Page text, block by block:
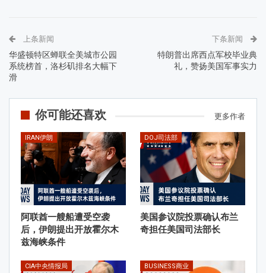
上条新闻
华盛顿特区蝉联全美城市公园
系统榜首，洛杉矶排名大幅下
滑
下条新闻
特朗普出席西点军校毕业典
礼，赞扬美国军事实力
你可能还喜欢 更多作者
IRAN伊朗
阿联酋一艘船遭受空袭
后，伊朗提出开放霍尔木
兹海峡条件
DOJ司法部
美国参议院投票确认布兰
奇担任美国司法部长
CIA中央情报局 BUSINESS商业